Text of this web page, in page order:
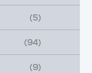
(5)
(94)
(9)